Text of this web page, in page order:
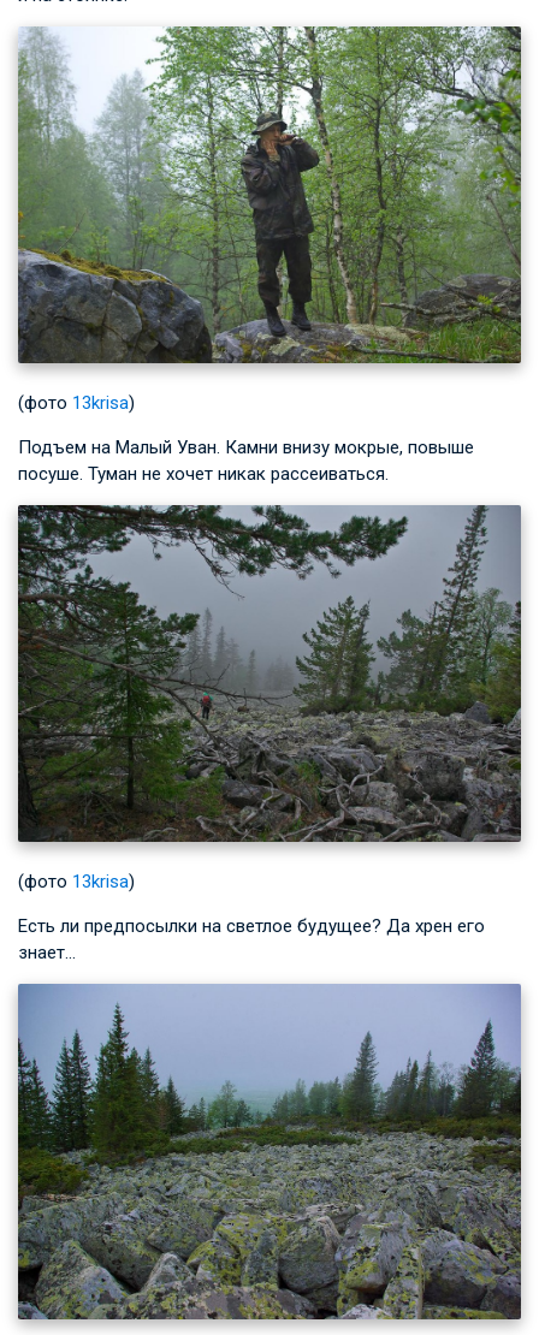
(фото 13krisa)
Подъем на Малый Уван. Камни внизу мокрые, повыше
посуше. Туман не хочет никак рассеиваться.
(фото 13krisa)
Есть ли предпосылки на светлое будущее? Да хрен его
знает…